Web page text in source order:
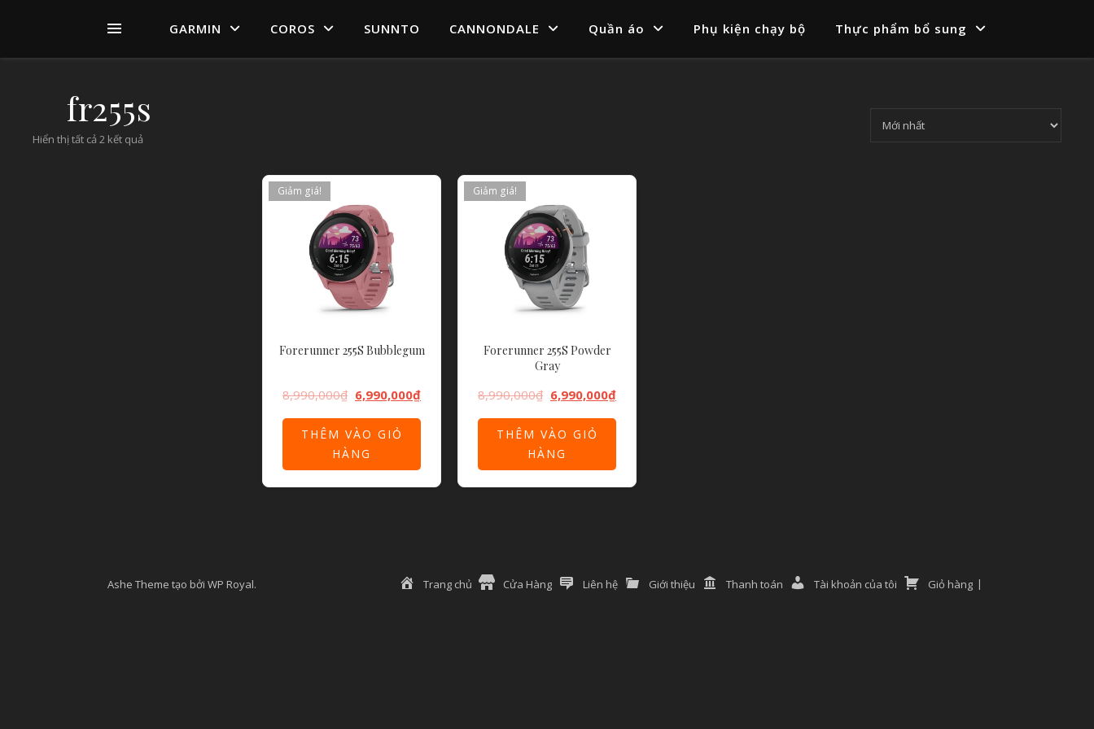
GARMIN COROS SUNNTO CANNONDALE Quần áo Phụ kiện chạy bộ Thực phẩm bổ sung
fr255s
Hiển thị tất cả 2 kết quả
Giảm giá!
Forerunner 255S Bubblegum
8,990,000₫ 6,990,000₫
THÊM VÀO GIỎ
HÀNG
Giảm giá!
Forerunner 255S Powder
Gray
8,990,000₫ 6,990,000₫
THÊM VÀO GIỎ
HÀNG
Trang chủ Cửa Hàng Liên hệ Giới thiệu Thanh toán Tài khoản của tôi Giỏ hàng
Ashe Theme tạo bởi WP Royal.